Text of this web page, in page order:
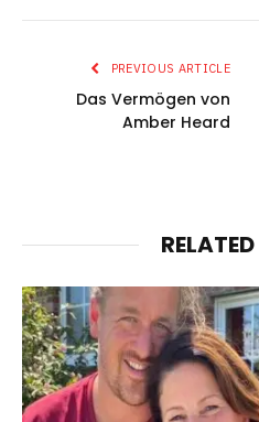
PREVIOUS ARTICLE
Das Vermögen von
Amber Heard
RELATED